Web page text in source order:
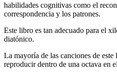
habilidades cognitivas como el
correspondencia y los patrones.
Este libro es tan adecuado para el
diatónico.
La mayoría de las canciones de
reproducir dentro de una octava en